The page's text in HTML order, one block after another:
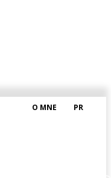
O MNE PR